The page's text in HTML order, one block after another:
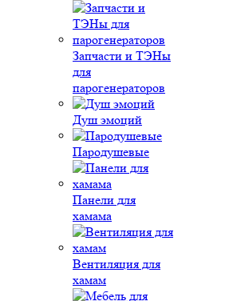
Запчасти и ТЭНы
для
парогенераторов
Душ эмоций
Пародушевые
Панели для
хамама
Вентиляция для
хамам